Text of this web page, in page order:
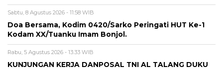
Sabtu, 8 Agustus 2026 - 11:58 WIB
Doa Bersama, Kodim 0420/Sarko Peringati HUT Ke-1
Kodam XX/Tuanku Imam Bonjol.
Rabu, 5 Agustus 2026 - 13:33 WIB
KUNJUNGAN KERJA DANPOSAL TNI AL TALANG DUKU